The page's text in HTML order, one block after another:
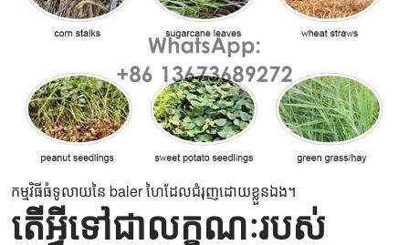
កម្មវិធីធំទូលាយនៃ baler ហៃដែលជំរុញដោយខ្លួនឯង។
តើអ្វីទៅជាលក្ខណៈរបស់